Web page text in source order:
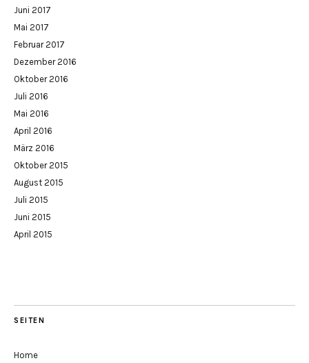
Juni 2017
Mai 2017
Februar 2017
Dezember 2016
Oktober 2016
Juli 2016
Mai 2016
April 2016
März 2016
Oktober 2015
August 2015
Juli 2015
Juni 2015
April 2015
SEITEN
Home